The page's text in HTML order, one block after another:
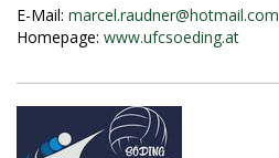
E-Mail: marcel.raudner@hotmail.com
Homepage: www.ufcsoeding.at